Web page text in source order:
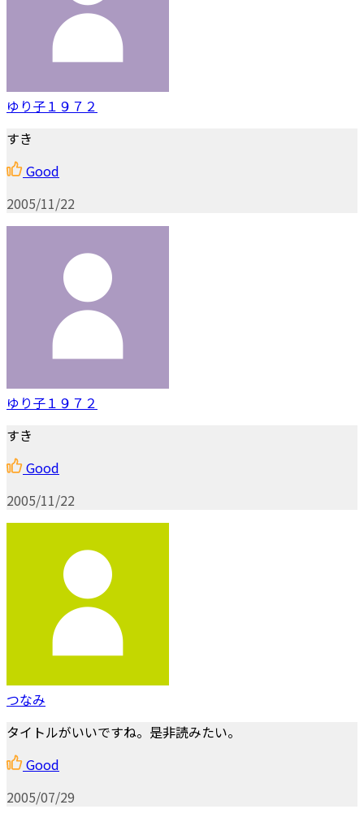
ゆり子１９７２
すき
Good
2005/11/22
ゆり子１９７２
すき
Good
2005/11/22
つなみ
タイトルがいいですね。是非読みたい。
Good
2005/07/29